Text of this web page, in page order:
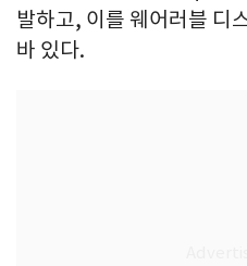
발하고, 이를 웨어러블 디
바 있다.